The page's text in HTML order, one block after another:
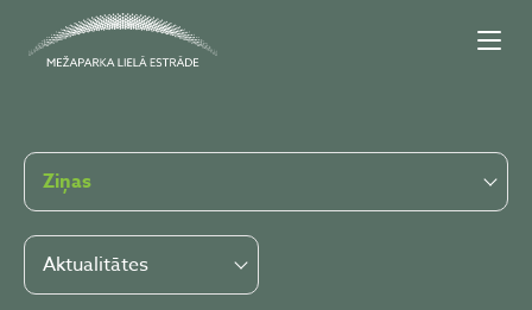
Aktualitātes
Ziņas